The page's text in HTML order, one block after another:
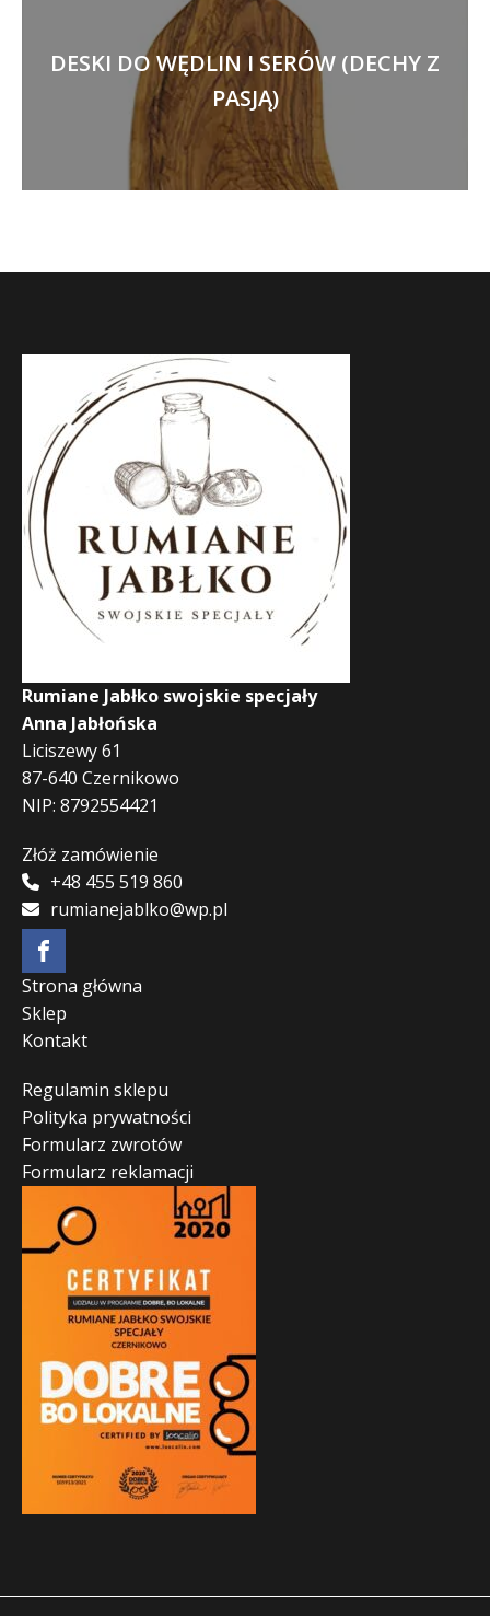
DESKI DO WĘDLIN I SERÓW (DECHY Z
PASJĄ)
Rumiane Jabłko swojskie specjały
Anna Jabłońska
Liciszewy 61
87-640 Czernikowo
NIP: 8792554421
Złóż zamówienie
+48 455 519 860
rumianejablko@wp.pl
Strona główna
Sklep
Kontakt
Regulamin sklepu
Polityka prywatności
Formularz zwrotów
Formularz reklamacji